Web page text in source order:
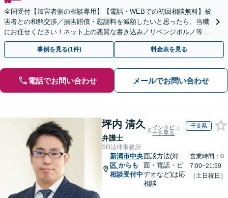
全国受付【加害者側の相談専用】【電話・WEBでの初回相談無料】被
害者との和解交渉／損害賠償・慰謝料を減額したいと思ったら、当職
にお任せください！ネット上の悪質な書き込み／リベンジポルノ等、
代表弁護士が最後まで対応【関東エリア以外の相談も可】
事例を見る(1件) 料金表を見る
電話でお問い合わせ メールでお問い合わせ
坪内 清久
弁護士
インタビュ
ーを見る
千葉県
Sfil法律事務所
新潟市中央
区 からも
相談受付中
面談方法(対
面・電話・ビ
デオなど)は応
相談
営業時間：0
7:00~21:59
（土日祝日）